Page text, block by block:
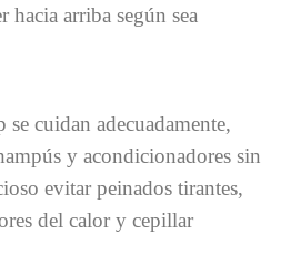
hacia arriba según sea
se cuidan adecuadamente,
y acondicionadores sin
evitar peinados tirantes,
del calor y cepillar